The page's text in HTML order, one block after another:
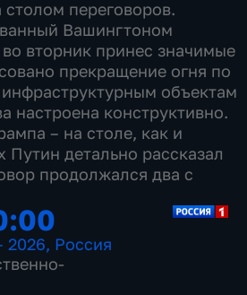
переговоров.
Вашингтоном
вторник принес значимые
прекращение огня по
объектам
настроена конструктивно.
– на столе, как и
детально рассказал
продолжался два с
2026, Россия